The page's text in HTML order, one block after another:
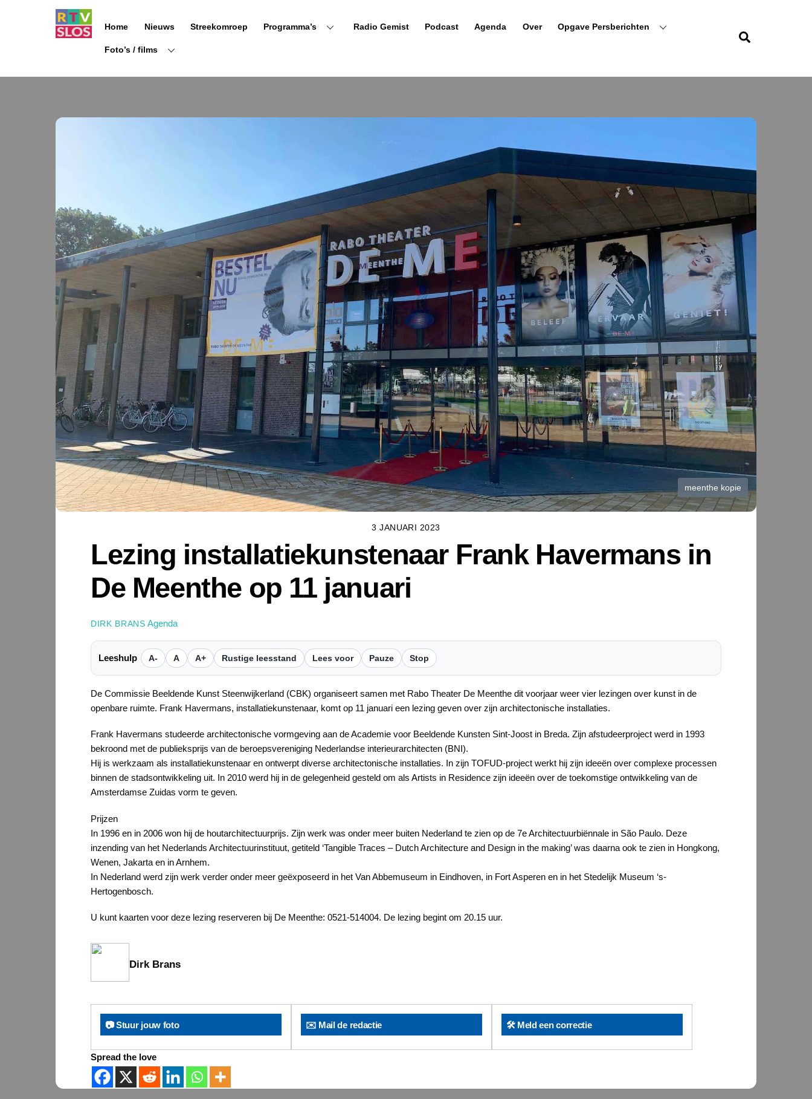
Home Nieuws Streekomroep Programma’s Radio Gemist Podcast Agenda Over Opgave Persberichten
Foto’s / films
meenthe kopie
3 JANUARI 2023
Lezing installatiekunstenaar Frank Havermans in
De Meenthe op 11 januari
DIRK BRANS Agenda
Leeshulp A- A A+ Rustige leesstand Lees voor Pauze Stop
De Commissie Beeldende Kunst Steenwijkerland (CBK) organiseert samen met Rabo Theater De Meenthe dit voorjaar weer vier lezingen over kunst in de
openbare ruimte. Frank Havermans, installatiekunstenaar, komt op 11 januari een lezing geven over zijn architectonische installaties.
Frank Havermans studeerde architectonische vormgeving aan de Academie voor Beeldende Kunsten Sint-Joost in Breda. Zijn afstudeerproject werd in 1993
bekroond met de publieksprijs van de beroepsvereniging Nederlandse interieurarchitecten (BNI).
Hij is werkzaam als installatiekunstenaar en ontwerpt diverse architectonische installaties. In zijn TOFUD-project werkt hij zijn ideeën over complexe processen
binnen de stadsontwikkeling uit. In 2010 werd hij in de gelegenheid gesteld om als Artists in Residence zijn ideeën over de toekomstige ontwikkeling van de
Amsterdamse Zuidas vorm te geven.
Prijzen
In 1996 en in 2006 won hij de houtarchitectuurprijs. Zijn werk was onder meer buiten Nederland te zien op de 7e Architectuurbiënnale in São Paulo. Deze
inzending van het Nederlands Architectuurinstituut, getiteld ‘Tangible Traces – Dutch Architecture and Design in the making’ was daarna ook te zien in Hongkong,
Wenen, Jakarta en in Arnhem.
In Nederland werd zijn werk verder onder meer geëxposeerd in het Van Abbemuseum in Eindhoven, in Fort Asperen en in het Stedelijk Museum ‘s-
Hertogenbosch.
U kunt kaarten voor deze lezing reserveren bij De Meenthe: 0521-514004. De lezing begint om 20.15 uur.
Dirk Brans
📷 Stuur jouw foto ✉️ Mail de redactie 🛠️ Meld een correctie
Spread the love